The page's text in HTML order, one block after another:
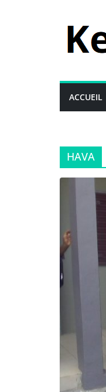
ACCUEIL
HAVA